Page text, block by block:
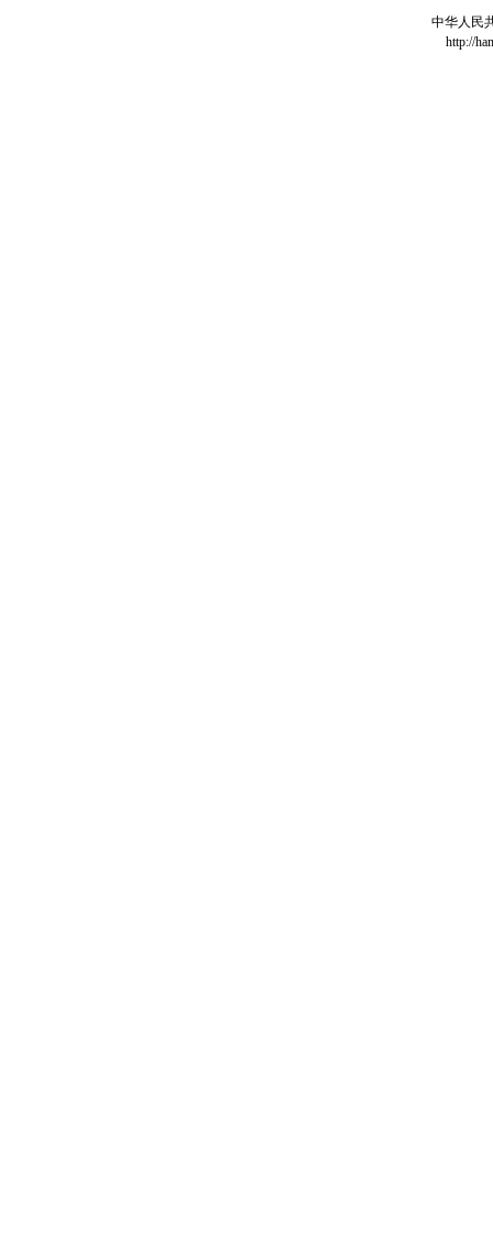
中华人民
http://